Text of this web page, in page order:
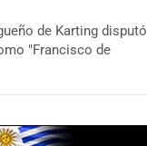
de Karting disputó
"Francisco de